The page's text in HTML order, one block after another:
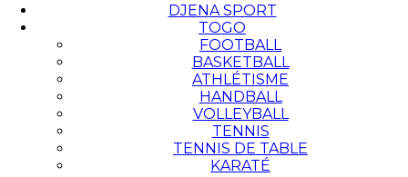
DJENA SPORT
TOGO
FOOTBALL
BASKETBALL
ATHLÉTISME
HANDBALL
VOLLEYBALL
TENNIS
TENNIS DE TABLE
KARATÉ